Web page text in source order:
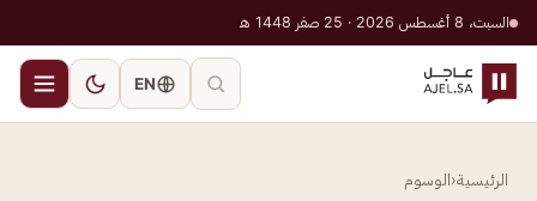
السبت، 8 أغسطس 2026 · 25 صفر 1448 هـ
EN
الرئيسية‹الوسوم